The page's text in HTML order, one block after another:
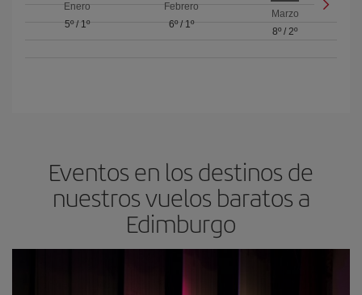
Enero
5º/ 1º
Febrero
6º/ 1º
Marzo
8º /2º
Eventos en los destinos de
nuestros vuelos baratos a
Edimburgo